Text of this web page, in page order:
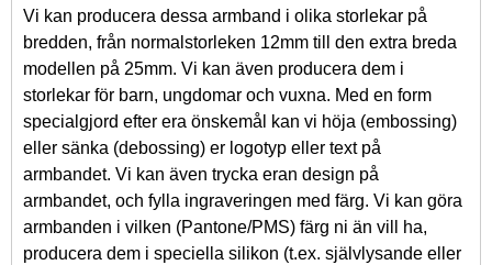
Vi kan producera dessa armband i olika storlekar på
bredden, från normalstorleken 12mm till den extra breda
modellen på 25mm. Vi kan även producera dem i
storlekar för barn, ungdomar och vuxna. Med en form
specialgjord efter era önskemål kan vi höja (embossing)
eller sänka (debossing) er logotyp eller text på
armbandet. Vi kan även trycka eran design på
armbandet, och fylla ingraveringen med färg. Vi kan göra
armbanden i vilken (Pantone/PMS) färg ni än vill ha,
producera dem i speciella silikon (t.ex. självlysande eller